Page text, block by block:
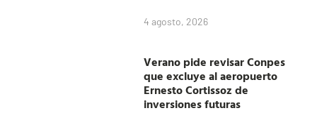
4 agosto, 2026
Verano pide revisar Conpes
que excluye al aeropuerto
Ernesto Cortissoz de
inversiones futuras